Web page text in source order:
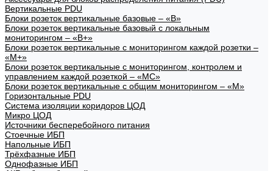
Вертикальные PDU
Блоки розеток вертикальные базовые – «В»
Блоки розеток вертикальные базовый с локальным
мониторингом – «В+»
Блоки розеток вертикальные с мониторингом каждой розетки –
«М+»
Блоки розеток вертикальные с мониторингом, контролем и
управлением каждой розеткой – «МС»
Блоки розеток вертикальные с общим мониторингом – «М»
Горизонтальные PDU
Система изоляции коридоров ЦОД
Микро ЦОД
Источники бесперебойного питания
Стоечные ИБП
Напольные ИБП
Трёхфазные ИБП
Однофазные ИБП